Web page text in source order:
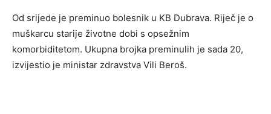
Od srijede je preminuo bolesnik u KB Dubrava. Riječ je o
muškarcu starije životne dobi s opsežnim
komorbiditetom. Ukupna brojka preminulih je sada 20,
izvijestio je ministar zdravstva Vili Beroš.